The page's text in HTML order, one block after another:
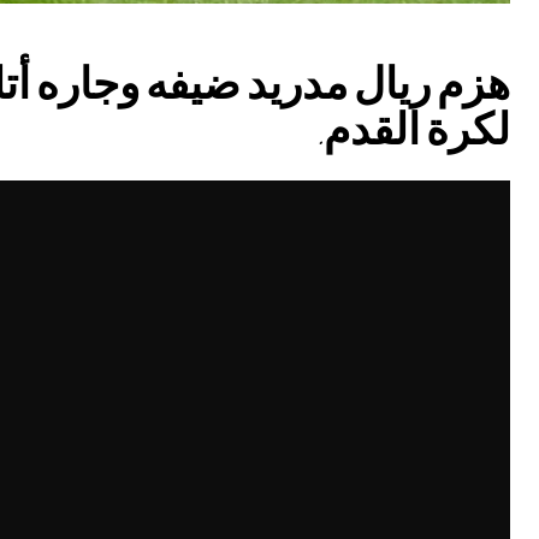
لكرة القدم.